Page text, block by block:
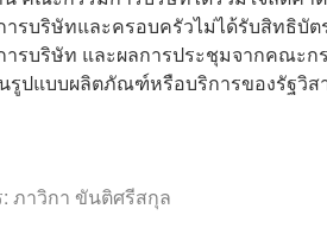
รบริษัทและครอบครัวไม่ได้รับสิทธิบัต
รบริษัท และผลการประชุมจากคณะก
รูปแบบผลิตภัณฑ์หรือบริการของรัฐวิ
ภาวิกา ขันติศรีสกุล